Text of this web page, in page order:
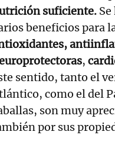
suficiente.
beneficios para
,
sentido, tanto el
como el del
son muy
por sus